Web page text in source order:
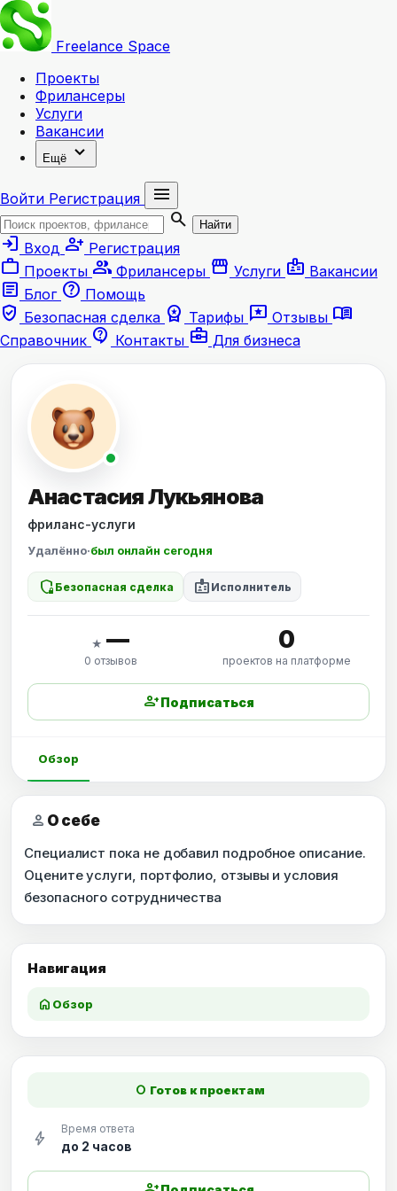
Freelance Space
Проекты
Фрилансеры
Услуги
Вакансии
Ещё expand_more
Войти Регистрация
menu
search
Найти
login Вход person_add Регистрация
work Проекты group Фрилансеры storefront Услуги badge Вакансии
article Блог help Помощь
verified_user Безопасная сделка workspace_premium Тарифы reviews Отзывы menu_book
Справочник contact_support Контакты business_center Для бизнеса
Навигация
home Обзор
Анастасия Лукьянова
фриланс-услуги
Удалённо·был онлайн сегодня
shield_locked Безопасная сделка badge Исполнитель
★ —
0 отзывов
0
проектов на платформе
person_addПодписаться
Обзор
person О себе
Специалист пока не добавил подробное описание.
Оцените услуги, портфолио, отзывы и условия
безопасного сотрудничества
fiber_manual_record Готов к проектам
bolt Время ответа
до 2 часов